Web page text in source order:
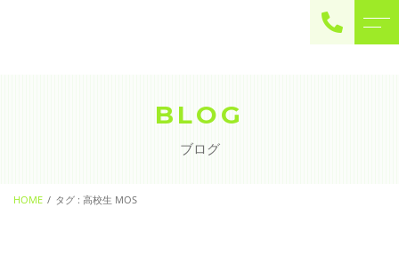
BLOG
ブログ
HOME タグ : 高校生 MOS